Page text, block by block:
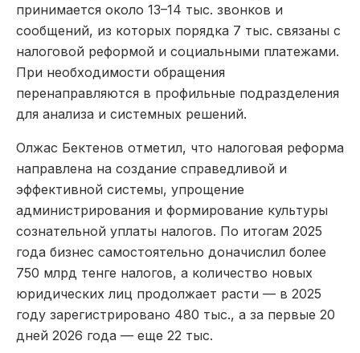
принимается около 13–14 тыс. звонков и
сообщений, из которых порядка 7 тыс. связаны с
налоговой реформой и социальными платежами.
При необходимости обращения
перенаправляются в профильные подразделения
для анализа и системных решений.
Олжас Бектенов отметил, что налоговая реформа
направлена на создание справедливой и
эффективной системы, упрощение
администрирования и формирование культуры
сознательной уплаты налогов. По итогам 2025
года бизнес самостоятельно доначислил более
750 млрд тенге налогов, а количество новых
юридических лиц продолжает расти — в 2025
году зарегистрировано 480 тыс., а за первые 20
дней 2026 года — еще 22 тыс.